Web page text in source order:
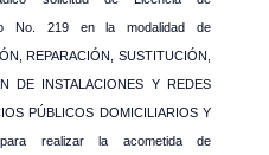
No. 219 en la modalidad de
REPARACIÓN, SUSTITUCIÓN,
DE INSTALACIONES Y REDES
PÚBLICOS DOMICILIARIOS Y
para realizar la acometida de